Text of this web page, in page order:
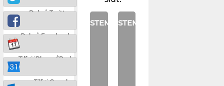
Del på Twitter
Del på Facebook
Tilføj iPhone/iPad
Tilføj Google
STEM STEM